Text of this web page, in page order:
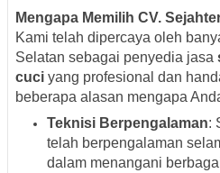
Mengapa Memilih CV.
Kami telah dipercaya oleh
Selatan sebagai penyedia jasa
cuci yang profesional dan
beberapa alasan mengapa
Teknisi Berpengalaman:
telah berpengalaman
dalam menangani